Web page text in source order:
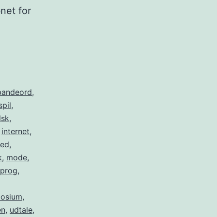
for
,
,
,
internet,
,
, mode,
,
,
, udtale,